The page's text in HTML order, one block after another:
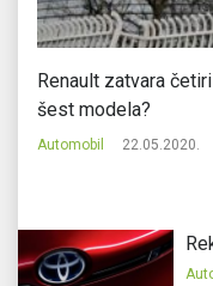
Renault zatvara
šest modela?
Automobil 22.05.2020.